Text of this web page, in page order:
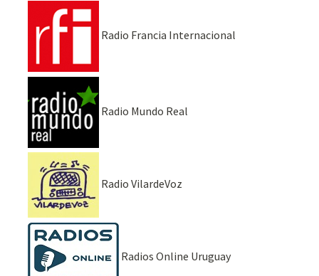
Radio Francia Internacional
Radio Mundo Real
Radio VilardeVoz
Radios Online Uruguay